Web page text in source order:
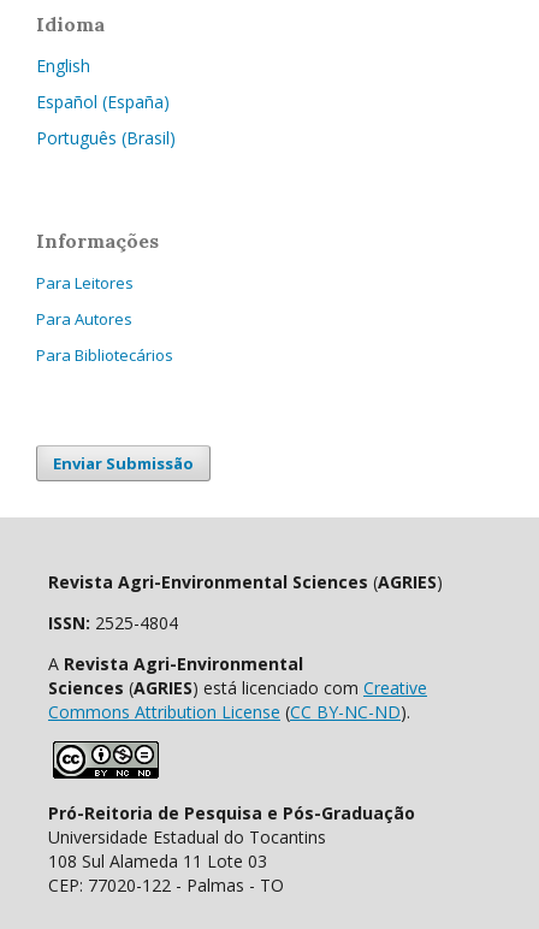
Idioma
English
Español (España)
Português (Brasil)
Informações
Para Leitores
Para Autores
Para Bibliotecários
Enviar Submissão
Revista Agri-Environmental Sciences (AGRIES)
ISSN: 2525-4804
A Revista Agri-Environmental
Sciences (AGRIES) está licenciado com Creative
Commons Attribution License (CC BY-NC-ND).
Pró-Reitoria de Pesquisa e Pós-Graduação
Universidade Estadual do Tocantins
108 Sul Alameda 11 Lote 03
CEP: 77020-122 - Palmas - TO